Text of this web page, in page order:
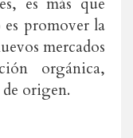
promover la
mercados
orgánica,
origen.